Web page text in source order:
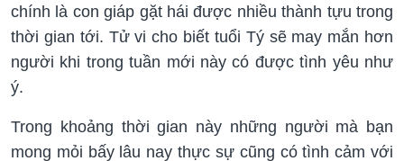
chính là con giáp gặt hái được nhiều thành tựu trong
thời gian tới. Tử vi cho biết tuổi Tý sẽ may mắn hơn
người khi trong tuần mới này có được tình yêu như
ý.
Trong khoảng thời gian này những người mà bạn
mong mỏi bấy lâu nay thực sự cũng có tình cảm với